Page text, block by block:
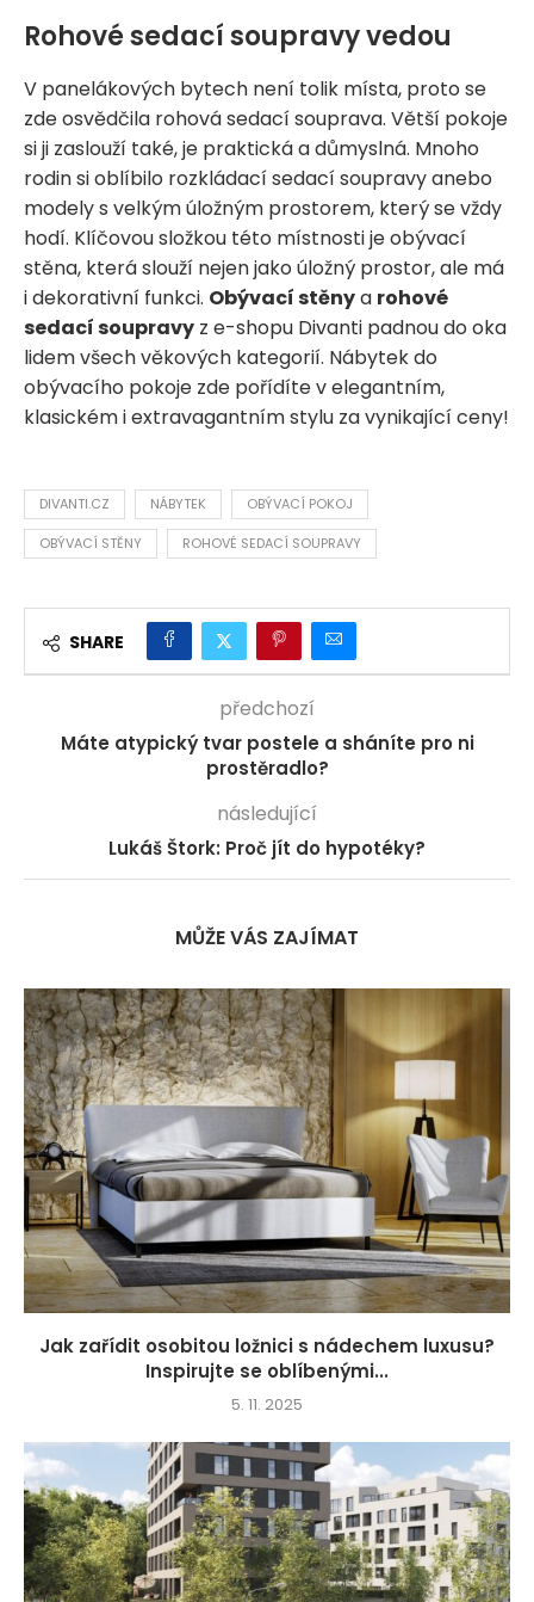
Rohové sedací soupravy vedou
V panelákových bytech není tolik místa, proto se
zde osvědčila rohová sedací souprava. Větší pokoje
si ji zaslouží také, je praktická a důmyslná. Mnoho
rodin si oblíbilo rozkládací sedací soupravy anebo
modely s velkým úložným prostorem, který se vždy
hodí. Klíčovou složkou této místnosti je obývací
stěna, která slouží nejen jako úložný prostor, ale má
i dekorativní funkci. Obývací stěnya rohové
sedací soupravy z e-shopu Divanti padnou do oka
lidem všech věkových kategorií. Nábytek do
obývacího pokoje zde pořídíte v elegantním,
klasickém i extravagantním stylu za vynikající ceny!
DIVANTI.CZ NÁBYTEK OBÝVACÍ POKOJ
OBÝVACÍ STĚNY ROHOVÉ SEDACÍ SOUPRAVY
SHARE
předchozí
Máte atypický tvar postele a sháníte pro ni
prostěradlo?
následující
Lukáš Štork: Proč jít do hypotéky?
MŮŽE VÁS ZAJÍMAT
Jak zařídit osobitou ložnici s nádechem luxusu?
Inspirujte se oblíbenými...
5. 11. 2025